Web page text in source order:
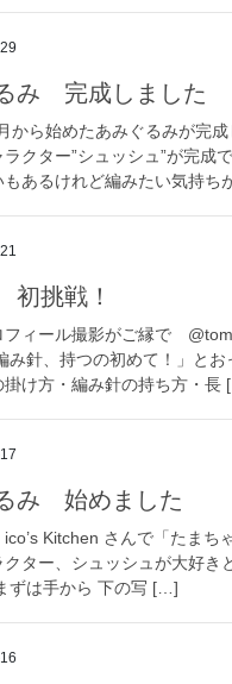
み 完成しました
から始めたあみぐるみが完
クター”シュッシュ”が完成
もあるけれど編みたい気持
挑戦！
フィール撮影がご縁で
み針、持つの初めて！」と
掛け方・編み針の持ち方・長
み 始めました
Kitchen さんで「たまち
クター、シュッシュが大好き
ずは手から 下の写 […]